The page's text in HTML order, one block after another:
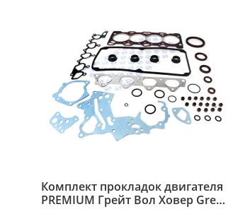
Комплект прокладок двигателя
PREMIUM Грейт Вол Ховер Great